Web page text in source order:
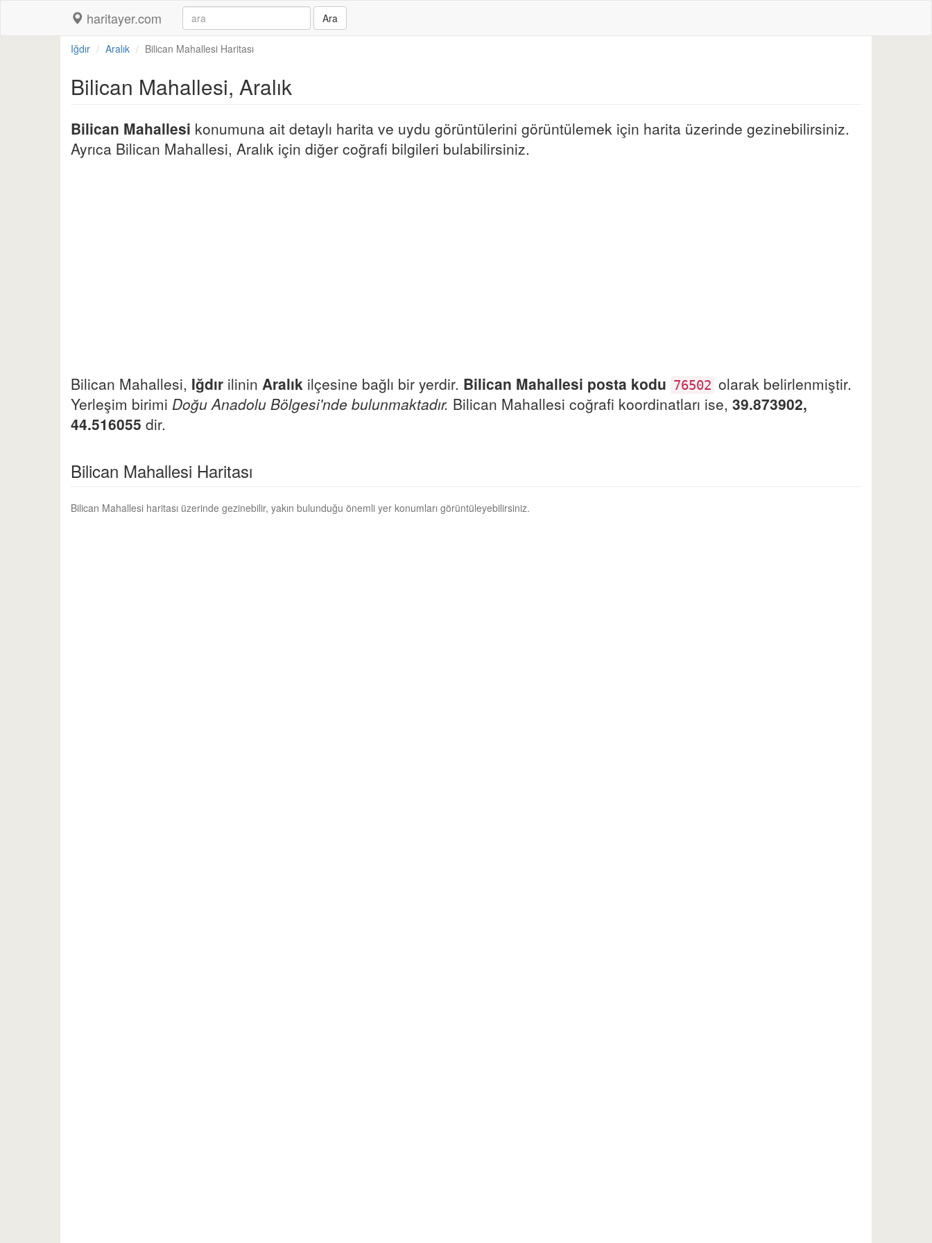
haritayer.com Ara
Iğdır Aralık Bilican Mahallesi Haritası
Bilican Mahallesi, Aralık
Bilican Mahallesi konumuna ait detaylı harita ve uydu görüntülerini görüntülemek için harita üzerinde gezinebilirsiniz.
Ayrıca Bilican Mahallesi, Aralık için diğer coğrafi bilgileri bulabilirsiniz.
Bilican Mahallesi, Iğdır ilinin Aralık ilçesine bağlı bir yerdir. Bilican Mahallesi posta kodu 76502 olarak belirlenmiştir.
Yerleşim birimi Doğu Anadolu Bölgesi'nde bulunmaktadır. Bilican Mahallesi coğrafi koordinatları ise, 39.873902,
44.516055 dir.
Bilican Mahallesi Haritası
Bilican Mahallesi haritası üzerinde gezinebilir, yakın bulunduğu önemli yer konumları görüntüleyebilirsiniz.